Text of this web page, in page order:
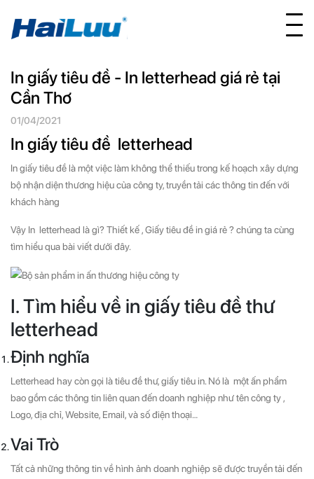
In giấy tiêu đề - In letterhead giá rẻ tại
Cần Thơ
01/04/2021
In giấy tiêu đề letterhead
In giấy tiêu đề là một việc làm không thể thiếu trong kế hoạch xây dựng
bộ nhận diện thương hiệu của công ty, truyền tải các thông tin đến với
khách hàng
Vậy In letterhead là gì? Thiết kế , Giấy tiêu đề in giá rẻ ? chúng ta cùng
tìm hiểu qua bài viết dưới đây.
I. Tìm hiểu về in giấy tiêu đề thư
letterhead
Định nghĩa
Letterhead hay còn gọi là tiêu đề thư, giấy tiêu in. Nó là một ấn phẩm
bao gồm các thông tin liên quan đến doanh nghiệp như tên công ty ,
Logo, địa chỉ, Website, Email, và số điện thoại…
Vai Trò
Tất cả những thông tin về hình ảnh doanh nghiệp sẽ được truyền tải đến